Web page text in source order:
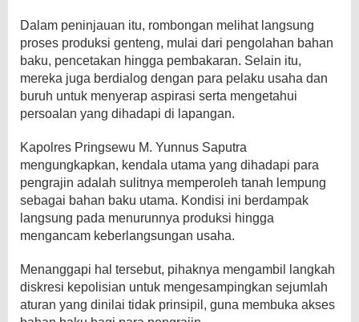
Dalam peninjauan itu, rombongan melihat langsung
proses produksi genteng, mulai dari pengolahan bahan
baku, pencetakan hingga pembakaran. Selain itu,
mereka juga berdialog dengan para pelaku usaha dan
buruh untuk menyerap aspirasi serta mengetahui
persoalan yang dihadapi di lapangan.
Kapolres Pringsewu M. Yunnus Saputra
mengungkapkan, kendala utama yang dihadapi para
pengrajin adalah sulitnya memperoleh tanah lempung
sebagai bahan baku utama. Kondisi ini berdampak
langsung pada menurunnya produksi hingga
mengancam keberlangsungan usaha.
Menanggapi hal tersebut, pihaknya mengambil langkah
diskresi kepolisian untuk mengesampingkan sejumlah
aturan yang dinilai tidak prinsipil, guna membuka akses